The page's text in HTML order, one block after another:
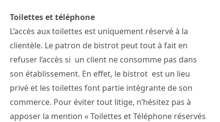
Toilettes et téléphone
L’accès aux toilettes est uniquement réservé à la
clientèle. Le patron de bistrot peut tout à fait en
refuser l’accès si un client ne consomme pas dans
son établissement. En effet, le bistrot est un lieu
privé et les toilettes font partie intégrante de son
commerce. Pour éviter tout litige, n’hésitez pas à
apposer la mention « Toilettes et Téléphone réservés